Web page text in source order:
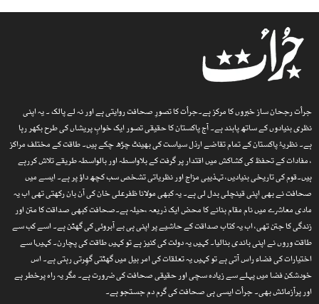
جرأت رجحان ساز خبروں کا مرکز ہے۔جرأت کا تصورِ صحافت روایتی ہے اور نہ لے پالک ۔ یہ اپنی
نظری بنیادوں کے ساتھ پابند ہے۔ آج پاکستان کا حقیقی تصور ایک خوابِ پریشاں کی طرح بکھر رہا
ہے۔ نظریۂ پاکستان کے تمام تقاضے ارذل سیاست کی بھینٹ چڑھ چکے ہیں۔ طاقت کے مختلف مراکز
، مفادات کے تحفظ کی کشاکش میں اقتدار پر گرفت کے بلاواسطہ اور بالواسطہ طریقے تلاش کررہے
ہیں۔قوم کی تاریخی بنیادیں، تہذیبی مزاج اور نظریاتی تشخص سب کچھ داؤ پر ہے۔ ایسے میں
صحافت نے بھی اپنی قینچلی بدل لی ہے۔ یہ کبھی مولانا ظفرعلی خان کی آن بان رکھتی تھی اب یہ
مادی معاشرے میں نام مقام بنانے کا محض ایک ذریعہ ،حیلہ ہے۔صحافت کبھی صداقت کا متن اور
زندگی کا جتن تھی، اب یہ کتاب صداقت کے حاشیے پر اپنی ہی بے آبروئی کی گھٹن ہے۔ اسے کب سے
طاقت وروں نے اپنی باندی بنالیا۔ کہیں یہ دولت کی کنیز ہے تو کہیں طاقت کی پچارن۔ کہیںا سے
اختیارات کی فضاء راس آتی ہے تو کہیں یہ تعلقات کی امر بیل میں گھٹتی گھِرتی رہتی ہے۔ اس
خودشکن فضا میں پہلے سے زیادہ سچی اور حقیقی صحافت کی ضرورت ہے۔ مگر یہ راہ پرخطر ہے
اور پرآزمائش بھی۔ جرأت ایسی ہی صحافت کی گرم دم جستجو ہے۔